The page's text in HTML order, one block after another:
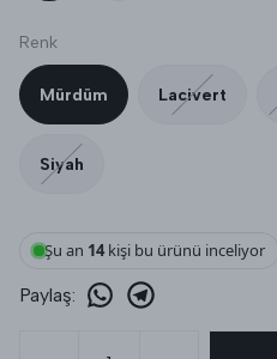
Renk
Mürdüm Lacivert
Siyah
Şu an 14kişi bu ürünü inceliyor
Paylaş: